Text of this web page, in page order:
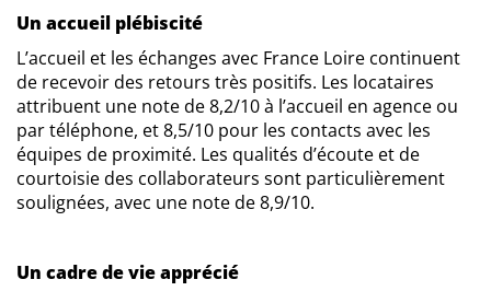
Un accueil plébiscité
L’accueil et les échanges avec France Loire continuent
de recevoir des retours très positifs. Les locataires
attribuent une note de 8,2/10 à l’accueil en agence ou
par téléphone, et 8,5/10 pour les contacts avec les
équipes de proximité. Les qualités d’écoute et de
courtoisie des collaborateurs sont particulièrement
soulignées, avec une note de 8,9/10.
Un cadre de vie apprécié